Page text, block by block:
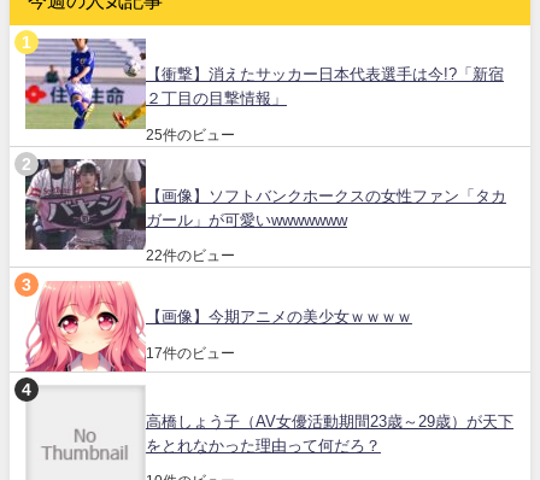
【衝撃】消えたサッカー日本代表選手は今!?「新宿
２丁目の目撃情報」
25件のビュー
【画像】ソフトバンクホークスの女性ファン「タカ
ガール」が可愛いwwwwwww
22件のビュー
【画像】今期アニメの美少女ｗｗｗｗ
17件のビュー
高橋しょう子（AV女優活動期間23歳～29歳）が天下
をとれなかった理由って何だろ？